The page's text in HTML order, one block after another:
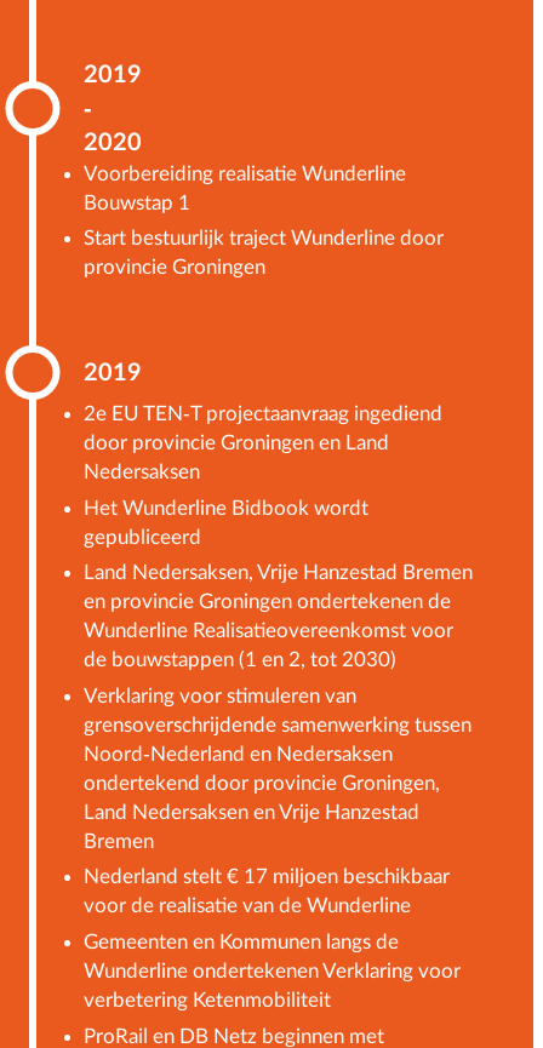
2019
-
2020
Voorbereiding realisatie Wunderline
Bouwstap 1
Start bestuurlijk traject Wunderline door
provincie Groningen
2019
2e EU TEN-T projectaanvraag ingediend
door provincie Groningen en Land
Nedersaksen
Het Wunderline Bidbook wordt
gepubliceerd
Land Nedersaksen, Vrije Hanzestad Bremen
en provincie Groningen ondertekenen de
Wunderline Realisatieovereenkomst voor
de bouwstappen (1 en 2, tot 2030)
Verklaring voor stimuleren van
grensoverschrijdende samenwerking tussen
Noord-Nederland en Nedersaksen
ondertekend door provincie Groningen,
Land Nedersaksen en Vrije Hanzestad
Bremen
Nederland stelt € 17 miljoen beschikbaar
voor de realisatie van de Wunderline
Gemeenten en Kommunen langs de
Wunderline ondertekenen Verklaring voor
verbetering Ketenmobiliteit
ProRail en DB Netz beginnen met